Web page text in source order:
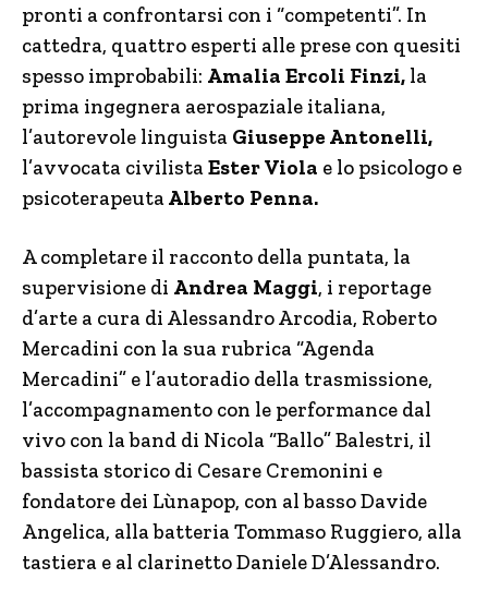
pronti a confrontarsi con i “competenti”. In
cattedra, quattro esperti alle prese con quesiti
spesso improbabili: Amalia Ercoli Finzi, la
prima ingegnera aerospaziale italiana,
l’autorevole linguista Giuseppe Antonelli,
l’avvocata civilistaEster Viola e lo psicologo e
psicoterapeutaAlberto Penna.
A completare il racconto della puntata, la
supervisione di Andrea Maggi, i reportage
d’arte a cura di Alessandro Arcodia, Roberto
Mercadini con la sua rubrica “Agenda
Mercadini” e l’autoradio della trasmissione,
l’accompagnamento con le performance dal
vivo con la band di Nicola “Ballo” Balestri, il
bassista storico di Cesare Cremonini e
fondatore dei Lùnapop, con al basso Davide
Angelica, alla batteria Tommaso Ruggiero, alla
tastiera e al clarinetto Daniele D’Alessandro.